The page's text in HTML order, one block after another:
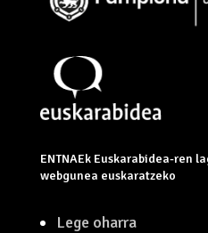
ENTNAEk Euskarabidea-ren
webgunea euskaratzeko
Lege oharra